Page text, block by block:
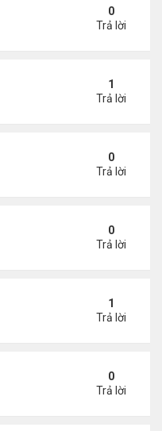
Bá Chi - Tạ Đình Phong
0
Trả lời
2 năm đột quỵ.
1
Trả lời
cho bà xã
0
Trả lời
tưởng cho người Mỹ
0
Trả lời
bị khởi tố
1
Trả lời
vụ phát hiện UAV mang
0
Trả lời